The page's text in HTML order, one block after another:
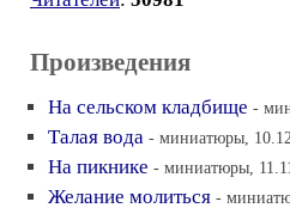
Произведения
На сельском кладбище -
Талая вода - миниатюры,
На пикнике - миниатюры,
Желание молиться -